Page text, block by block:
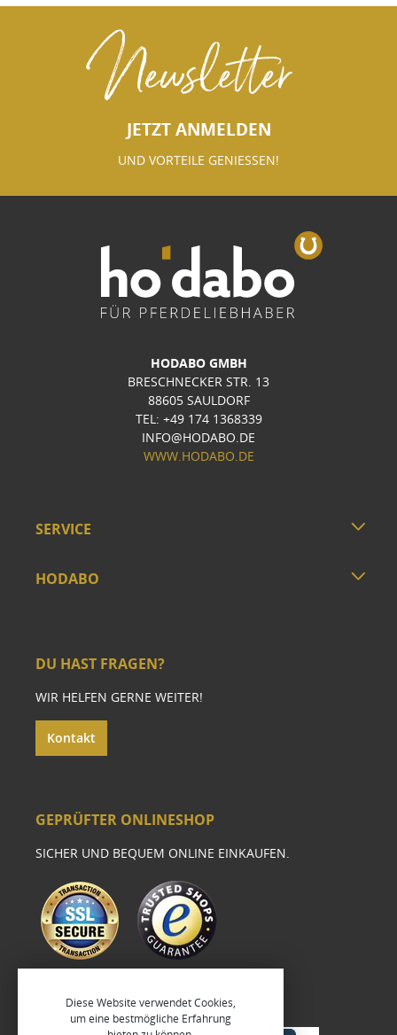
Newsletter
JETZT ANMELDEN
UND VORTEILE GENIESSEN!
HODABO GMBH
BRESCHNECKER STR. 13
88605 SAULDORF
TEL: +49 174 1368339
INFO@HODABO.DE
WWW.HODABO.DE
SERVICE
HODABO
DU HAST FRAGEN?
WIR HELFEN GERNE WEITER!
Kontakt
GEPRÜFTER ONLINESHOP
SICHER UND BEQUEM ONLINE EINKAUFEN.
Diese Website verwendet Cookies,
um eine bestmögliche Erfahrung